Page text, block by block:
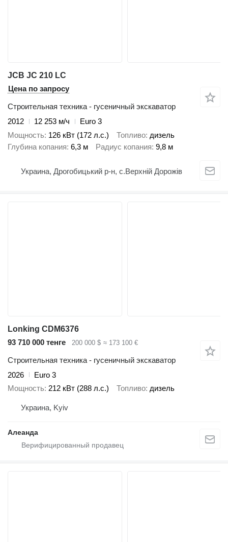
JCB JC 210 LC
Цена по запросу
Строительная техника - гусеничный экскаватор
2012
12 253 м/ч
Euro 3
Мощность 126 кВт (172 л.с.) Топливо дизель
Глубина копания 6,3 м Радиус копания 9,8 м
Украина, Дрогобицький р-н, с.Верхній Дорожів
Lonking CDM6376
93 710 000 тенге
200 000 $ ≈ 173 100 €
Строительная техника - гусеничный экскаватор
2026
Euro 3
Мощность 212 кВт (288 л.с.) Топливо дизель
Украина, Kyiv
Алеанда